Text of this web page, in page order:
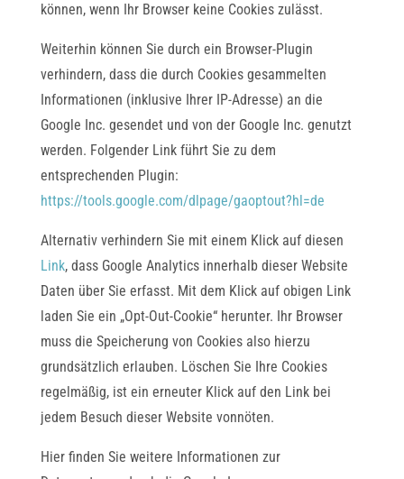
können, wenn Ihr Browser keine Cookies zulässt.
Weiterhin können Sie durch ein Browser-Plugin
verhindern, dass die durch Cookies gesammelten
Informationen (inklusive Ihrer IP-Adresse) an die
Google Inc. gesendet und von der Google Inc. genutzt
werden. Folgender Link führt Sie zu dem
entsprechenden Plugin:
https://tools.google.com/dlpage/gaoptout?hl=de
Alternativ verhindern Sie mit einem Klick auf diesen
Link, dass Google Analytics innerhalb dieser Website
Daten über Sie erfasst. Mit dem Klick auf obigen Link
laden Sie ein „Opt-Out-Cookie“ herunter. Ihr Browser
muss die Speicherung von Cookies also hierzu
grundsätzlich erlauben. Löschen Sie Ihre Cookies
regelmäßig, ist ein erneuter Klick auf den Link bei
jedem Besuch dieser Website vonnöten.
Hier finden Sie weitere Informationen zur